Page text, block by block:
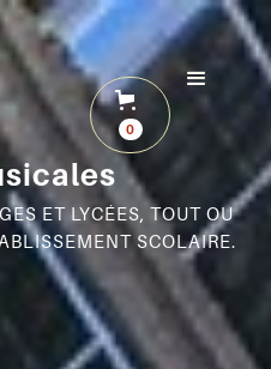
0
ET LYCÉES, TOUT OU
SCOLAIRE.